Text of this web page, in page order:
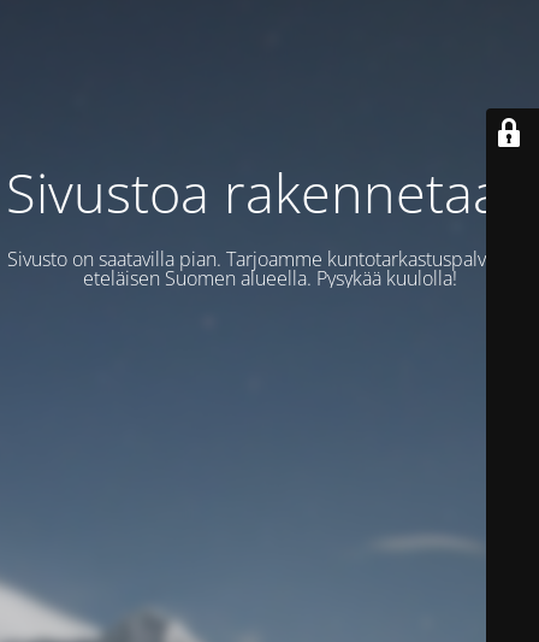
Sivustoa rakennetaan
Sivusto on saatavilla pian. Tarjoamme kuntotarkastuspalveluita
eteläisen Suomen alueella. Pysykää kuulolla!